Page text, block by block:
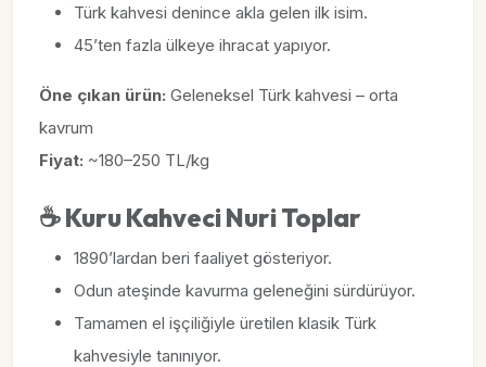
Türk kahvesi denince akla gelen ilk isim.
45’ten fazla ülkeye ihracat yapıyor.
Öne çıkan ürün: Geleneksel Türk kahvesi – orta
kavrum
Fiyat: ~180–250 TL/kg
☕Kuru Kahveci Nuri Toplar
1890’lardan beri faaliyet gösteriyor.
Odun ateşinde kavurma geleneğini sürdürüyor.
Tamamen el işçiliğiyle üretilen klasik Türk
kahvesiyle tanınıyor.